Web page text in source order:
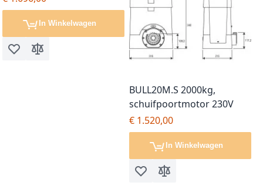
In Winkelwagen
Voeg toe aan verlanglijst
Toevoegen om te vergelijken
BULL20M.S 2000kg,
schuifpoortmotor 230V
€ 1.520,00
In Winkelwagen
Voeg toe aan verlanglijst
Toevoegen om te